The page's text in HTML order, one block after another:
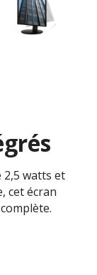
watts et
cet écran